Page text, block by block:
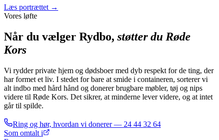
Læs portrættet →
Vores løfte
Når du vælger Rydbo, støtter du Røde
Kors
Vi rydder private hjem og dødsboer med dyb respekt for de ting, der
har formet et liv. I stedet for bare at smide i containeren, sorterer vi
alt indbo med hård hånd og donerer brugbare møbler, tøj og nips
videre til Røde Kors. Det sikrer, at minderne lever videre, og at intet
går til spilde.
Ring og hør, hvordan vi donerer — 24 44 32 64
Som omtalt i